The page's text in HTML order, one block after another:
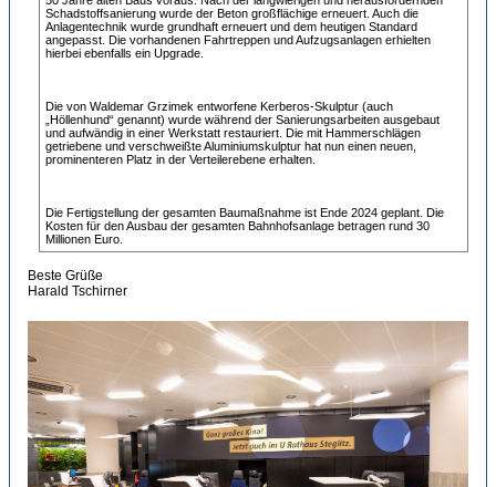
Schadstoffsanierung wurde der Beton großflächige erneuert. Auch die
Anlagentechnik wurde grundhaft erneuert und dem heutigen Standard
angepasst. Die vorhandenen Fahrtreppen und Aufzugsanlagen erhielten
hierbei ebenfalls ein Upgrade.
Die von Waldemar Grzimek entworfene Kerberos-Skulptur (auch
„Höllenhund“ genannt) wurde während der Sanierungsarbeiten ausgebaut
und aufwändig in einer Werkstatt restauriert. Die mit Hammerschlägen
getriebene und verschweißte Aluminiumskulptur hat nun einen neuen,
prominenteren Platz in der Verteilerebene erhalten.
Die Fertigstellung der gesamten Baumaßnahme ist Ende 2024 geplant. Die
Kosten für den Ausbau der gesamten Bahnhofsanlage betragen rund 30
Millionen Euro.
Beste Grüße
Harald Tschirner